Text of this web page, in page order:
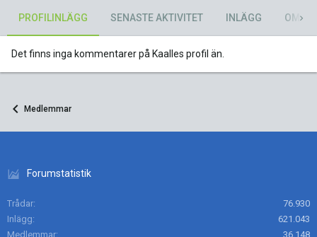
PROFILINLÄGG SENASTE AKTIVITET INLÄGG OM
Det finns inga kommentarer på Kaalles profil än.
Medlemmar
Forumstatistik
Trådar
76.930
Inlägg
621.043
Medlemmar
36.148